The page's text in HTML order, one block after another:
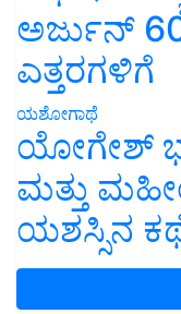
ಅರ್ಜುನ್
ಎತ್ತರಗಳಿಗೆ
ಯಶೋಗಾಥೆ
ಯೋಗೇಶ್
ಮತ್ತು
ಯಶಸ್ಸಿನ